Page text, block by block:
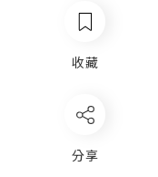
收藏
分享